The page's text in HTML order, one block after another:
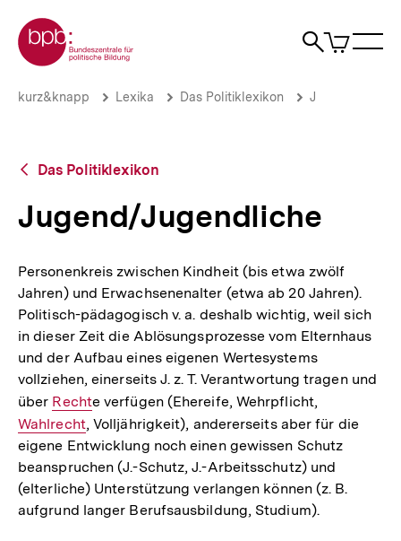
zum
Seiteninhalt
springen
Zur Startseite der bpb
Suche
Artikel
im
Jugend/Jugendliche
Brotkrümelnavigation
Pfadnavigation
kurz&knapp Lexika Das Politiklexikon J
Zurück
Übersicht
Das Politiklexikon
Jugend/Jugendliche
Personenkreis zwischen Kindheit (bis etwa zwölf
Jahren) und Erwachsenenalter (etwa ab 20 Jahren).
Politisch-pädagogisch v. a. deshalb wichtig, weil sich
in dieser Zeit die Ablösungsprozesse vom Elternhaus
und der Aufbau eines eigenen Wertesystems
vollziehen, einerseits J. z. T. Verantwortung tragen und
über Interner
Link:
Rechte verfügen (Ehereife, Wehrpflicht,
Link:
Wahlrecht, Volljährigkeit), andererseits aber für die
eigene Entwicklung noch einen gewissen Schutz
beanspruchen (J.-Schutz, J.-Arbeitsschutz) und
(elterliche) Unterstützung verlangen können (z. B.
aufgrund langer Berufsausbildung, Studium).